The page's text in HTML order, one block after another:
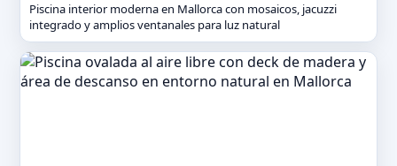
Piscina interior moderna en Mallorca con mosaicos, jacuzzi
integrado y amplios ventanales para luz natural